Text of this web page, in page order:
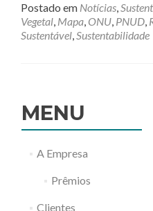
sobreCultivo
de
Florestas
sobre
nativas
Postado em Notícias,
Vegetal, Mapa, ONU, PNUD,
Sustentável,Sustentabilidade
MENU
A Empresa
Prêmios
Clientes